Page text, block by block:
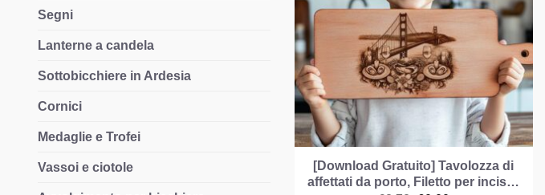
Segni
Lanterne a candela
Sottobicchiere in Ardesia
Cornici
Medaglie e Trofei
Vassoi e ciotole
[Download Gratuito] Tavolozza di
affettati da porto, Filetto per incis…